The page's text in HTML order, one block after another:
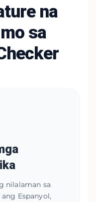
na
sa
nilalaman sa
Espanyol,